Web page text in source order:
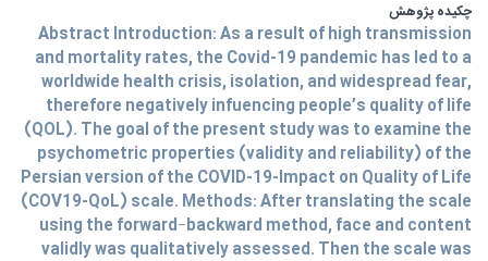
چکیده پژوهش
Abstract Introduction: As a result of high transmission
and mortality rates, the Covid-19 pandemic has led to a
worldwide health crisis, isolation, and widespread fear,
therefore negatively infuencing people’s quality of life
(QOL). The goal of the present study was to examine the
psychometric properties (validity and reliability) of the
Persian version of the COVID-19-Impact on Quality of Life
(COV19-QoL) scale. Methods: After translating the scale
using the forward–backward method, face and content
validly was qualitatively assessed. Then the scale was